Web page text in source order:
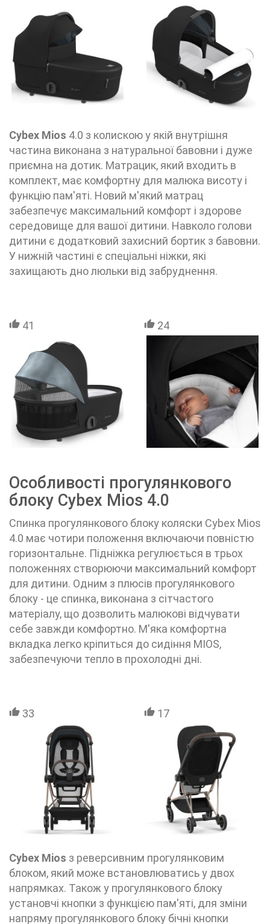
Cybex Mios 4.0 з колискою у якій внутрішня
частина виконана з натуральної бавовни і дуже
приємна на дотик. Матрацик, який входить в
комплект, має комфортну для малюка висоту і
функцію пам'яті. Новий м'який матрац
забезпечує максимальний комфорт і здорове
середовище для вашої дитини. Навколо голови
дитини є додатковий захисний бортик з бавовни.
У нижній частині є спеціальні ніжки, які
захищають дно люльки від забруднення.
41 24
Особливості прогулянкового
блоку Cybex Mios 4.0
Спинка прогулянкового блоку коляски Cybex Mios
4.0 має чотири положення включаючи повністю
горизонтальне. Підніжка регулюється в трьох
положеннях створюючи максимальний комфорт
для дитини. Одним з плюсів прогулянкового
блоку - це спинка, виконана з сітчастого
матеріалу, що дозволить малюкові відчувати
себе завжди комфортно. М'яка комфортна
вкладка легко кріпиться до сидіння MIOS,
забезпечуючи тепло в прохолодні дні.
33 17
Cybex Mios з реверсивним прогулянковим
блоком, який може встановлюватись у двох
напрямках. Також у прогулянкового блоку
установчі кнопки з функцією пам'яті, для зміни
напряму прогулянкового блоку бічні кнопки